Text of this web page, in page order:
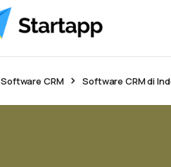
Software CRM Software CRM di